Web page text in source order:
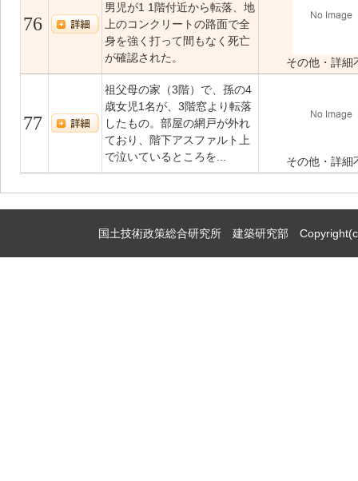
76
男児が1 1階付近から転落、地
上のコンクリートの路面で全
身を強く打って間もなく死亡
が確認された。
その他・詳細
77
祖父母の家（3階）で、孫の4
歳女児1名が、3階窓より転落
したもの。部屋の網戸が外れ
ており、階下アスファルト上
で泣いているところを...
その他・詳細
国土技術政策総合研究所 建築研究部